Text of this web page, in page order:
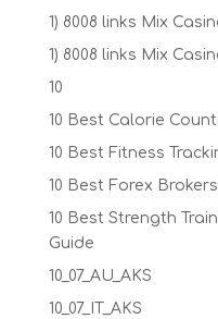
1) 8008 links Mix
1) 8008 links Mix
10
10 Best Calorie
10 Best Fitness
10 Best Forex
10 Best Strength
Guide
10_07_AU_AKS
10_07_IT_AKS